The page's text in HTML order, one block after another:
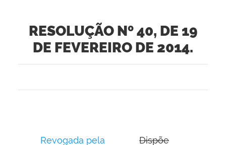
RESOLUÇÃO Nº 40, DE 19
DE FEVEREIRO DE 2014.
Revogada pela
Dispõe